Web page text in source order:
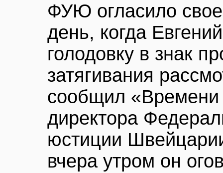
ФУЮ огласило
день, когда
голодовку в знак
затягивания
сообщил «Времени
директора
юстиции
вчера утром он